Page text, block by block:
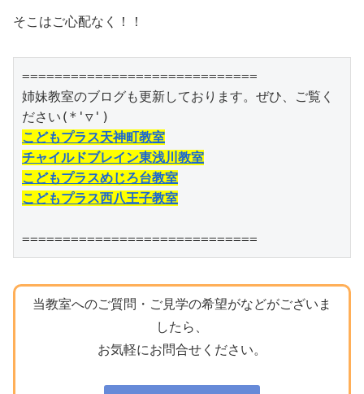
そこはご心配なく！！
=============================
姉妹教室のブログも更新しております。ぜひ、ご覧く
こどもプラス天神町教室
チャイルドブレイン東浅川教室
こどもプラスめじろ台教室
こどもプラス西八王子教室
=============================
当教室へのご質問・ご見学の希望がなどがございま
したら、
お気軽にお問合せください。